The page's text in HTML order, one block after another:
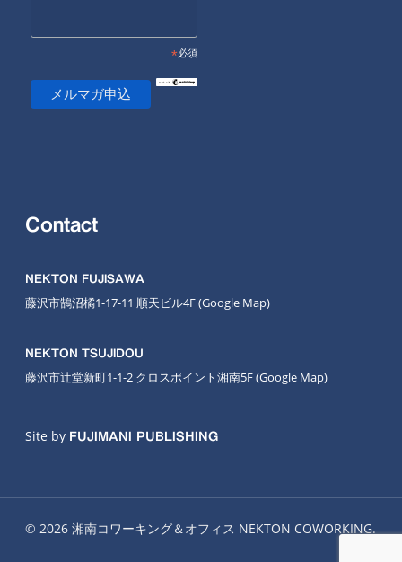
*必須
Contact
NEKTON FUJISAWA
藤沢市鵠沼橘1-17-11 順天ビル4F(Google Map)
NEKTON TSUJIDOU
藤沢市辻堂新町1-1-2 クロスポイント湘南5F(Google Map)
Site by FUJIMANI PUBLISHING
© 2026 湘南コワーキング＆オフィス NEKTON COWORKING.